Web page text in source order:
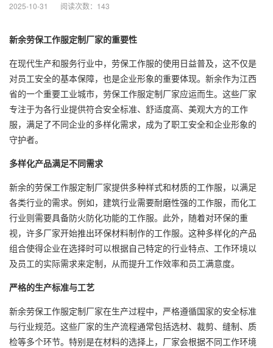
2025-10-31 阅读次数： 143
新余劳保工作服定制厂家的重要性
在现代生产和服务行业中，劳保工作服的使用日益普及，这不仅是
对员工安全的基本保障，也是企业形象的重要体现。新余作为江西
省的一个重要工业城市，劳保工作服定制厂家应运而生。这些厂家
专注于为各行业提供符合安全标准、舒适度高、美观大方的工作
服，满足了不同企业的多样化需求，成为了职工安全和企业形象的
守护者。
多样化产品满足不同需求
新余的劳保工作服定制厂家提供多种样式和材质的工作服，以满足
各类行业的需求。例如，建筑行业需要耐磨性强的工作服，而化工
行业则需要具备防火防化功能的工作服。此外，随着对环保的重
视，许多厂家开始推出环保材料制作的工作服。这种多样化的产品
组合使得企业在选择时可以根据自己特定的行业特点、工作环境以
及员工的实际需求来定制，从而提升工作效率和员工满意度。
严格的生产标准与工艺
新余劳保工作服定制厂家在生产过程中，严格遵循国家的安全标准
与行业规范。这些厂家的生产流程通常包括选材、裁剪、缝制、质
检等多个环节。特别是在材料的选择上，厂家会根据不同工作环境